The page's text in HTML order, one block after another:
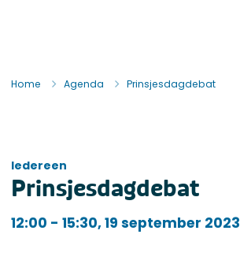
Home Agenda Prinsjesdagdebat
Iedereen
Prinsjesdagdebat
Iedereen
12:00 - 15:30, 19 september 2023